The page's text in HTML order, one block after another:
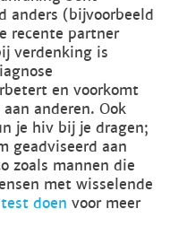
anders (bijvoorbeeld
recente partner
verdenking is
en voorkomt
anderen. Ook
je hiv bij je dragen;
geadviseerd aan
zoals mannen die
met wisselende
doen voor meer